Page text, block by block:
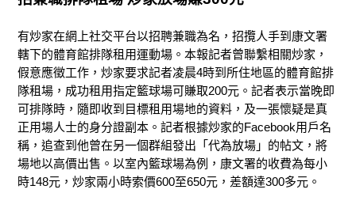
有炒家在網上社交平台以招聘兼職為名，招攬人手到康文署
轄下的體育館排隊租用運動場。本報記者曾聯繫相關炒家，
假意應徵工作，炒家要求記者凌晨4時到所住地區的體育館排
隊租場，成功租用指定籃球場可賺取200元。記者表示當晚即
可排隊時，隨即收到目標租用場地的資料，及一張懷疑是真
正用場人士的身分證副本。記者根據炒家的Facebook用戶名
稱，追查到他曾在另一個群組發出「代為放場」的帖文，將
場地以高價出售。以室內籃球場為例，康文署的收費為每小
時148元，炒家兩小時索價600至650元，差額達300多元。